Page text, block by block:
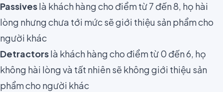
Passiveslà khách hàng cho điểm từ 7 đến 8, họ hài
lòng nhưng chưa tới mức sẽ giới thiệu sản phẩm cho
người khác
Detractorslà khách hàng cho điểm từ 0 đến 6, họ
không hài lòng và tất nhiên sẽ không giới thiệu sản
phẩm cho người khác